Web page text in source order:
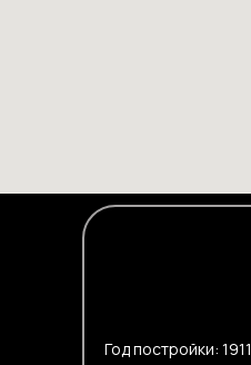
Год постройки: 1911